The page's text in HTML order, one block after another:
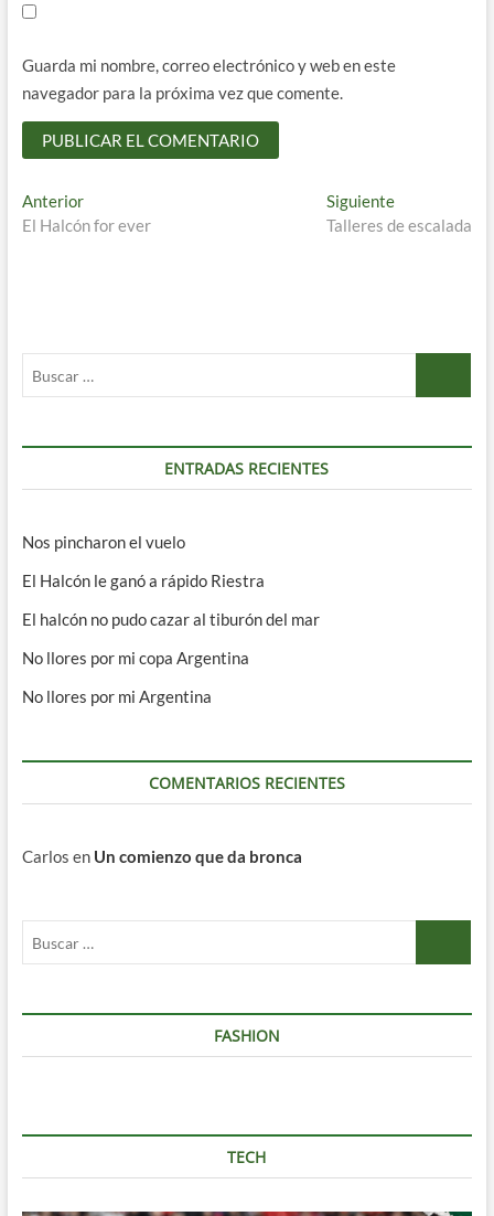
Guarda mi nombre, correo electrónico y web en este
navegador para la próxima vez que comente.
Navegación
de
AnteriorEntrada
anterior:
El Halcón for ever
SiguienteEntrada
siguiente:
Talleres de escalada
ENTRADAS RECIENTES
Nos pincharon el vuelo
El Halcón le ganó a rápido Riestra
El halcón no pudo cazar al tiburón del mar
No llores por mi copa Argentina
No llores por mi Argentina
COMENTARIOS RECIENTES
Carlos en Un comienzo que da bronca
FASHION
TECH